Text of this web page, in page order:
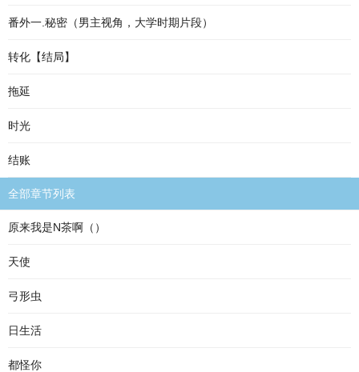
番外一.秘密（男主视角，大学时期片段）
转化【结局】
拖延
时光
结账
全部章节列表
原来我是N茶啊（）
天使
弓形虫
日生活
都怪你